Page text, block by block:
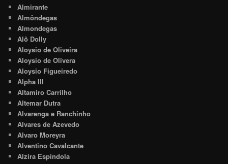
Almirante
Almôndegas
Almondegas
Alô Dolly
Aloysio de Oliveira
Aloysio de Olivera
Aloysio Figueiredo
Alpha III
Altamiro Carrilho
Altemar Dutra
Alvarenga e Ranchinho
Alvares de Azevedo
Alvaro Moreyra
Alventino Cavalcante
Alzira Espíndola